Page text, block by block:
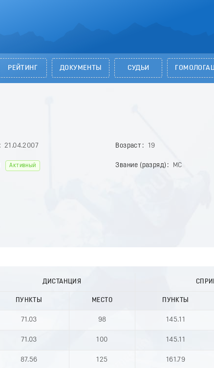
РЕЙТИНГ ДОКУМЕНТЫ СУДЬИ
21.04.2007 Возраст
19
Активный Звание (разряд) МС
ДИСТАНЦИЯ
ПУНКТЫ МЕСТО ПУНКТЫ
71.03 98 145.11
71.03 100 145.11
87.56 125 161.79